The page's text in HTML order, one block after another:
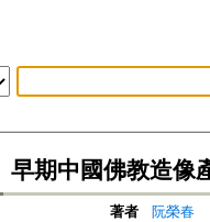
早期中國佛教造像
著者
阮榮春